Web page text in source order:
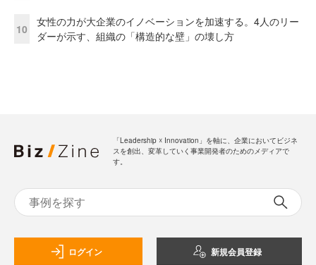
10
女性の力が大企業のイノベーションを加速する。4人のリー
ダーが示す、組織の「構造的な壁」の壊し方
「Leadership ☓ Innovation」を軸に、企業においてビジネ
スを創出、変革していく事業開発者のためのメディアで
す。
ログイン 新規会員登録